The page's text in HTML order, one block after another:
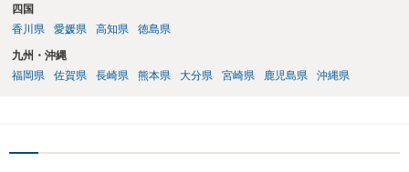
四国
香川県
愛媛県 高知県 徳島県
九州・沖縄
福岡県
佐賀県 長崎県 熊本県 大分県 宮崎県 鹿児島県 沖縄県